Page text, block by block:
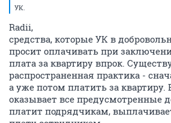
УК.
Radii,
средства, которые УК в
просит оплачивать при
плата за квартиру впрок.
распространенная практика -
а уже потом платить за квартиру.
оказывает все предусмотренные
платит подрядчикам,